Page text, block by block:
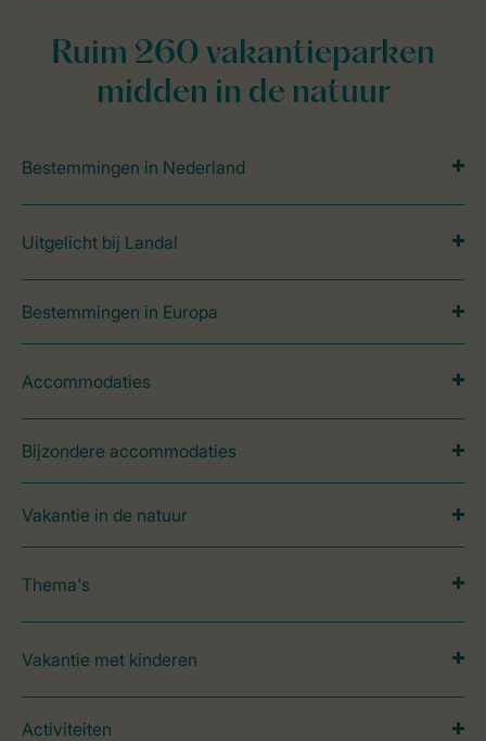
Ruim 260 vakantieparken
midden in de natuur
Bestemmingen in Nederland
Uitgelicht bij Landal
Bestemmingen in Europa
Accommodaties
Bijzondere accommodaties
Vakantie in de natuur
Thema's
Vakantie met kinderen
Activiteiten